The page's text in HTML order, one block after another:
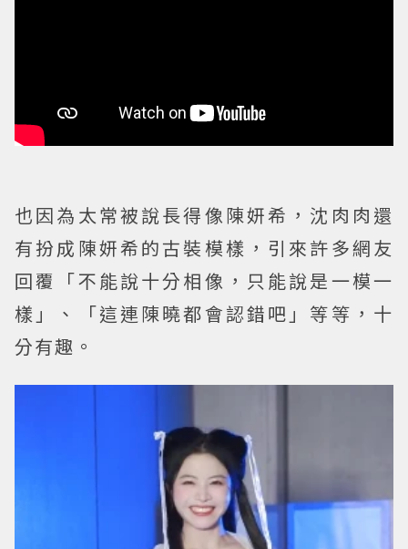
也因為太常被說長得像陳妍希，沈肉肉還
有扮成陳妍希的古裝模樣，引來許多網友
回覆「不能說十分相像，只能說是一模一
樣」、「這連陳曉都會認錯吧」等等，十
分有趣。